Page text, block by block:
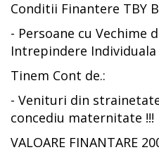
Conditii Finantere TBY
- Persoane cu Vechime
Intrepindere Individuala
Tinem Cont de.:
- Venituri din
concediu maternitate !!!
VALOARE FINANTARE